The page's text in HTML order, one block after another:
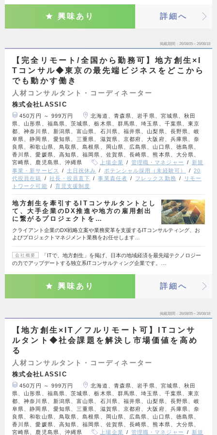
興味あり 詳細へ
掲載期間 26/08/05～26/08/18
【完全リモート/全国から勤務可】地方創生×I
Tコンサル◆東京の最先端ビジネスをどこから
でも動かす働き
人材コンサルタント・コーディネーター
株式会社LASSIC
450万円 ～ 999万円
北海道、青森県、岩手県、宮城県、秋田
県、山形県、福島県、茨城県、栃木県、群馬県、埼玉県、千葉県、東京
都、神奈川県、新潟県、富山県、石川県、福井県、山梨県、長野県、岐
阜県、静岡県、愛知県、三重県、滋賀県、京都府、大阪府、兵庫県、奈
良県、和歌山県、鳥取県、島根県、岡山県、広島県、山口県、徳島県、
香川県、愛媛県、高知県、福岡県、佐賀県、長崎県、熊本県、大分県、
宮崎県、鹿児島県、沖縄県
上場企業 管理職・マネジャー
新規
事業・新サービス
土日祝休み ポテンシャル採用（未経験可）
20
代役員在籍
社長・役員直下 事業責任者 フレックス勤務
リモー
トワーク可能
育児支援制度
地方創生を牽引するITコンサルタントとし
て、大手企業のDX推進や地方の雇用創出
に繋がるプロジェクトを…
クライアント企業のDX戦略立案や業務変革を支援するITコンサルティング、お
よびプロジェクトマネジメント業務をお任せします…
会社概要
「ITで、地方創生」を掲げ、日本の地域経済を最先端テクノロジー
の力でアップデートする独立系ITコンサルティング企業です。…
興味あり 詳細へ
掲載期間 26/08/05～26/08/18
【地方創生×IT／フルリモート可】ITコンサ
ルタント◆社会課題を解決し市場価値を高め
る
人材コンサルタント・コーディネーター
株式会社LASSIC
450万円 ～ 999万円
北海道、青森県、岩手県、宮城県、秋田
県、山形県、福島県、茨城県、栃木県、群馬県、埼玉県、千葉県、東京
都、神奈川県、新潟県、富山県、石川県、福井県、山梨県、長野県、岐
阜県、静岡県、愛知県、三重県、滋賀県、京都府、大阪府、兵庫県、奈
良県、和歌山県、鳥取県、島根県、岡山県、広島県、山口県、徳島県、
香川県、愛媛県、高知県、福岡県、佐賀県、長崎県、熊本県、大分県、
宮崎県、鹿児島県、沖縄県
上場企業 管理職・マネジャー
新規